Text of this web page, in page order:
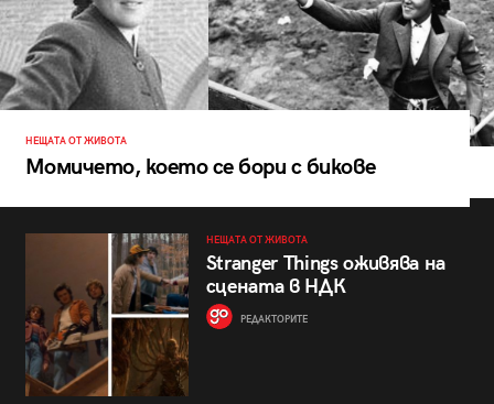
НЕЩАТА ОТ ЖИВОТА
Момичето, което се бори с бикове
НЕЩАТА ОТ ЖИВОТА
Stranger Things оживява на
сцената в НДК
РЕДАКТОРИТЕ